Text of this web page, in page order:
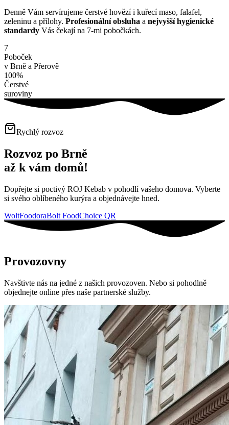
Denně Vám servírujeme čerstvé hovězí i kuřecí maso, falafel,
zeleninu a přílohy. Profesionální obsluha a nejvyšší hygienické
standardy Vás čekají na 7-mi pobočkách.
7
Poboček
v Brně a Přerově
100%
Čerstvé
suroviny
Rychlý rozvoz
Rozvoz po Brně
až k vám domů!
Dopřejte si poctivý ROJ Kebab v pohodlí vašeho domova. Vyberte
si svého oblíbeného kurýra a objednávejte hned.
WoltFoodoraBolt FoodChoice QR
Provozovny
Navštivte nás na jedné z našich provozoven. Nebo si pohodlně
objednejte online přes naše partnerské služby.